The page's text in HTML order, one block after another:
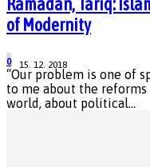
of Modernity
15. 12. 2018
0
“Our problem is one of
to me about the
world, about political...